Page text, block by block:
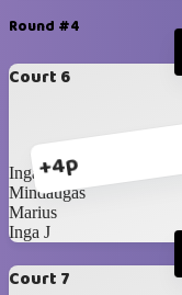
Round #4
Court 6
+4p
Inga D
Mindaugas
Marius
Inga J
Court 7